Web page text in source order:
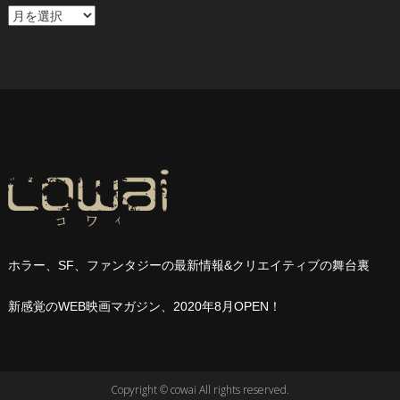
ア
ホラー、SF、ファンタジーの最新情報&クリエイティブの舞台裏
新感覚のWEB映画マガジン、2020年8月OPEN ！
Copyright © cowai All rights reserved.